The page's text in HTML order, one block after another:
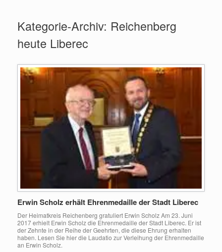
springenKategorie-Archiv: Reichenberg
heute Liberec
Erwin Scholz erhält Ehrenmedaille der Stadt Liberec
Der Heimatkreis Reichenberg gratuliert Erwin Scholz Am 23. Juni
2017 erhielt Erwin Scholz die Ehrenmedaille der Stadt Liberec. Er ist
der Zehnte in der Reihe der Geehrten, die diese Ehrung erhalten
haben. Lesen Sie hier die Laudatio zur Verleihung der Ehrenmedaille
an Erwin Scholz.